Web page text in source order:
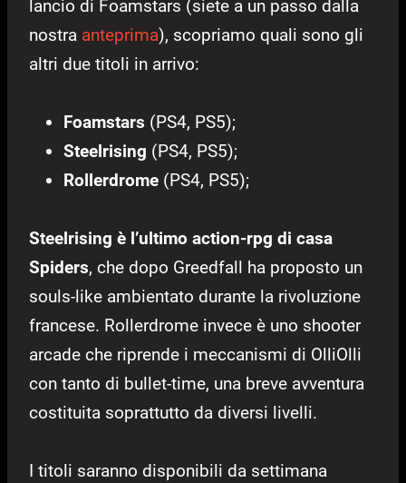
lancio di Foamstars (siete a un passo dalla
nostra anteprima), scopriamo quali sono gli
altri due titoli in arrivo:
Foamstars (PS4, PS5);
Steelrising (PS4, PS5);
Rollerdrome (PS4, PS5);
Steelrising è l’ultimo action-rpg di casa
Spiders, che dopo Greedfall ha proposto un
souls-like ambientato durante la rivoluzione
francese. Rollerdrome invece è uno shooter
arcade che riprende i meccanismi di OlliOlli
con tanto di bullet-time, una breve avventura
costituita soprattutto da diversi livelli.
I titoli saranno disponibili da settimana